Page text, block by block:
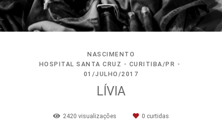
NASCIMENTO
HOSPITAL SANTA CRUZ - CURITIBA/PR
01/JULHO/2017
LÍVIA
2420 visualizações 0 curtidas